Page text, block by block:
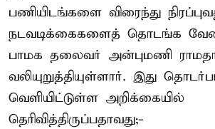
பணியிடங்களை விரைந்து
நடவடிக்கைகளைத் தொடங்க
பாமக தலைவர் அன்புமணி
வலியுறுத்தியுள்ளார். இது
வெளியிட்டுள்ள அறிக்கையில்
தெரிவித்திருப்பதாவது;-